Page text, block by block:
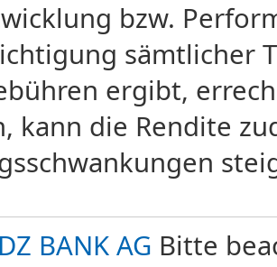
bzw.
sämtlicher
ergibt,
kann die Rendite
DZ BANK AG Bitte